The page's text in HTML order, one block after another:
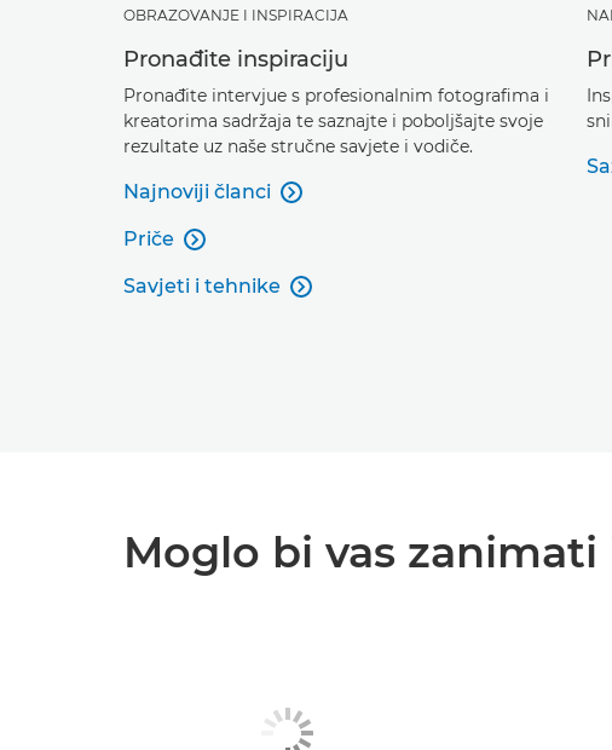
OBRAZOVANJE I INSPIRACIJA
Pronađite inspiraciju
Pronađite intervjue s profesionalnim fotografima i
kreatorima sadržaja te saznajte i poboljšajte svoje
rezultate uz naše stručne savjete i vodiče.
Najnoviji članci 
Priče 
Savjeti i tehnike 
Moglo bi vas zanimati